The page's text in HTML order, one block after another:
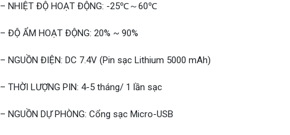
– NHIỆT ĐỘ HOẠT ĐỘNG: -25℃～60℃
– ĐỘ ẨM HOẠT ĐỘNG: 20% ~ 90%
– NGUỒN ĐIỆN: DC 7.4V (Pin sạc Lithium 5000 mAh)
– THỜI LƯỢNG PIN: 4-5 tháng/ 1 lần sạc
– NGUỒN DỰ PHÒNG: Cổng sạc Micro-USB